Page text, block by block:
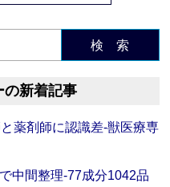
検 索
の新着記事
薬剤師に認識差‐獣医療専
中間整理‐77成分1042品